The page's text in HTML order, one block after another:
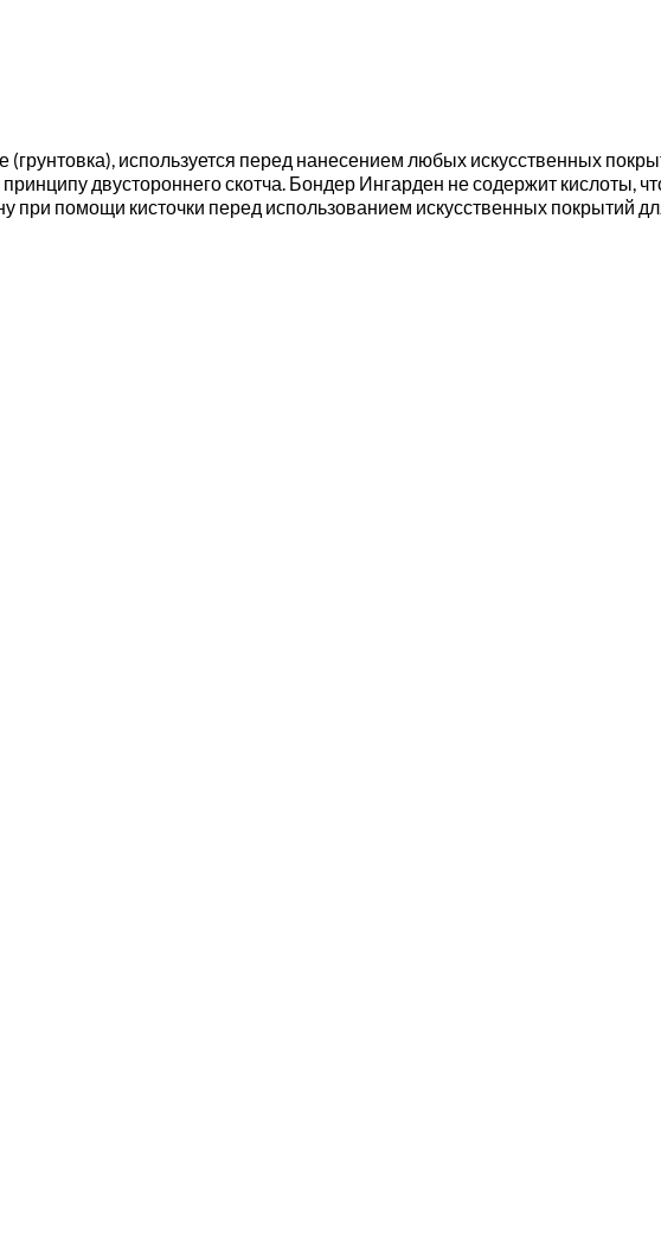
используется перед нанесением любых искусственных
двустороннего скотча. Бондер Ингарден не содержит кислоты,
при помощи кисточки перед использованием искусственных покрытий